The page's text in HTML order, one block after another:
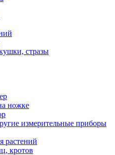
стразы
ножке
измерительные приборы
растений
кротов